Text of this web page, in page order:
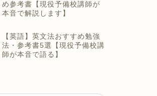
め参考書【現役予備校講師が
本音で解説します】
【英語】英文法おすすめ勉強
法・参考書5選【現役予備校講
師が本音で語る】